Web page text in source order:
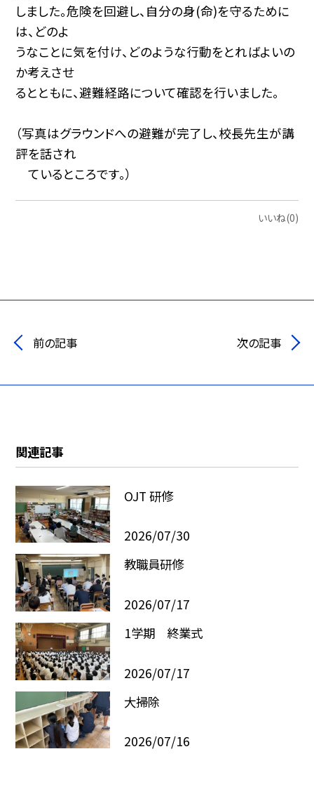
しました。危険を回避し、自分の身(命)を守るために
は、どのよ
うなことに気を付け、どのような行動をとればよいの
か考えさせ
るとともに、避難経路について確認を行いました。
（写真はグラウンドへの避難が完了し、校長先生が講
評を話され
ているところです。）
いいね(0)
前の記事 次の記事
関連記事
OJT 研修
2026/07/30
教職員研修
2026/07/17
1学期 終業式
2026/07/17
大掃除
2026/07/16